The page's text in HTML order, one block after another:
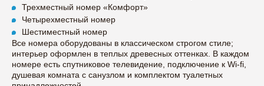
Трехместный номер «Комфорт»
Четырехместный номер
Шестиместный номер
Все номера оборудованы в классическом строгом стиле;
интерьер оформлен в теплых древесных оттенках. В каждом
номере есть спутниковое телевидение, подключение к Wi-fi,
душевая комната с санузлом и комплектом туалетных